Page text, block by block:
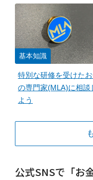
基本知識
特別な研修を受けた
の専門家(MLA)に相談
よう
公式SNSで「お